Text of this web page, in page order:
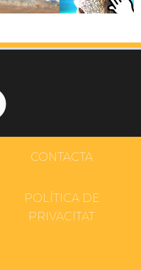
CONTACTA
POLÍTICA DE
PRIVACITAT